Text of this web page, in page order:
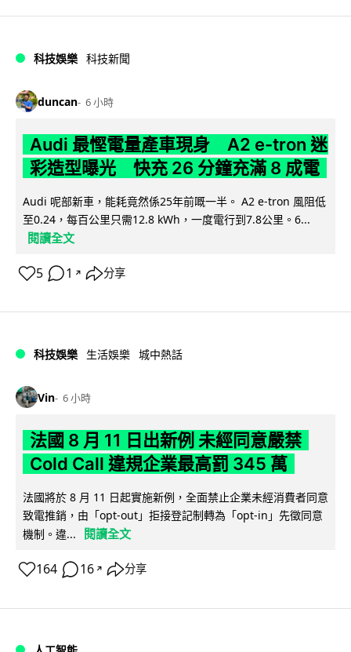
科技娛樂 科技新聞
duncan 6 小時
Audi 最慳電量產車現身 A2 e-tron 迷
彩造型曝光 快充 26 分鐘充滿 8 成電
Audi 呢部新車，能耗竟然係25年前嘅一半。 A2 e-tron 風阻低
至0.24，每百公里只需12.8 kWh，一度電行到7.8公里。6...
閱讀全文
5 1 ↗ 分享
科技娛樂 生活娛樂 城中熱話
Vin 6 小時
法國 8 月 11 日出新例 未經同意嚴禁
Cold Call 違規企業最高罰 345 萬
法國將於 8 月 11 日起實施新例，全面禁止企業未經消費者同意
致電推銷，由「opt-out」拒接登記制轉為「opt-in」先徵同意
機制。違...
閱讀全文
164 16 ↗ 分享